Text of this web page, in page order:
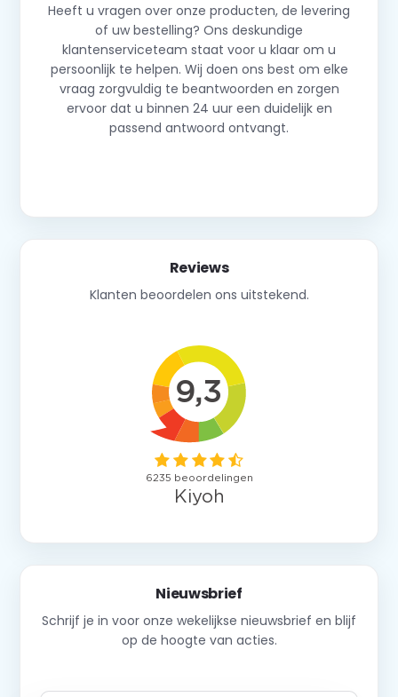
Heeft u vragen over onze producten, de levering
of uw bestelling? Ons deskundige
klantenserviceteam staat voor u klaar om u
persoonlijk te helpen. Wij doen ons best om elke
vraag zorgvuldig te beantwoorden en zorgen
ervoor dat u binnen 24 uur een duidelijk en
passend antwoord ontvangt.
Reviews
Klanten beoordelen ons uitstekend.
Nieuwsbrief
Schrijf je in voor onze wekelijkse nieuwsbrief en blijf
op de hoogte van acties.